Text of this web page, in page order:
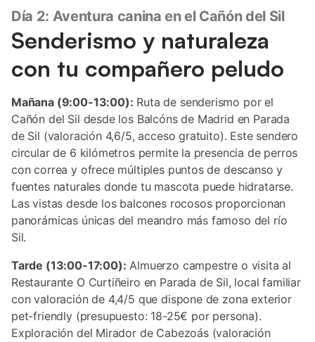
Día 2: Aventura canina en el Cañón del Sil
Senderismo y naturaleza
con tu compañero peludo
Mañana (9:00-13:00): Ruta de senderismo por el
Cañón del Sil desde los Balcóns de Madrid en Parada
de Sil (valoración 4,6/5, acceso gratuito). Este sendero
circular de 6 kilómetros permite la presencia de perros
con correa y ofrece múltiples puntos de descanso y
fuentes naturales donde tu mascota puede hidratarse.
Las vistas desde los balcones rocosos proporcionan
panorámicas únicas del meandro más famoso del río
Sil.
Tarde (13:00-17:00): Almuerzo campestre o visita al
Restaurante O Curtiñeiro en Parada de Sil, local familiar
con valoración de 4,4/5 que dispone de zona exterior
pet-friendly (presupuesto: 18-25€ por persona).
Exploración del Mirador de Cabezoás (valoración